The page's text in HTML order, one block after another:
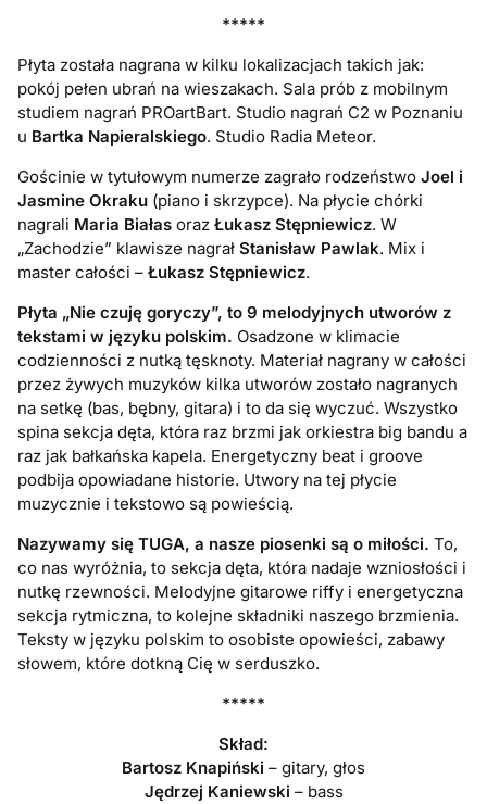
*****
Płyta została nagrana w kilku lokalizacjach takich jak:
pokój pełen ubrań na wieszakach. Sala prób z mobilnym
studiem nagrań PROartBart. Studio nagrań C2 w Poznaniu
u Bartka Napieralskiego. Studio Radia Meteor.
Gościnie w tytułowym numerze zagrało rodzeństwoJoel i
Jasmine Okraku (piano i skrzypce). Na płycie chórki
nagrali Maria Białas orazŁukasz Stępniewicz. W
„Zachodzie” klawisze nagrałStanisław Pawlak. Mix i
master całości –Łukasz Stępniewicz.
Płyta „Nie czuję goryczy”, to 9 melodyjnych utworów z
tekstami w języku polskim. Osadzone w klimacie
codzienności z nutką tęsknoty. Materiał nagrany w całości
przez żywych muzyków kilka utworów zostało nagranych
na setkę (bas, bębny, gitara) i to da się wyczuć. Wszystko
spina sekcja dęta, która raz brzmi jak orkiestra big bandu a
raz jak bałkańska kapela. Energetyczny beat i groove
podbija opowiadane historie. Utwory na tej płycie
muzycznie i tekstowo są powieścią.
Nazywamy się TUGA, a nasze piosenki są o miłości. To,
co nas wyróżnia, to sekcja dęta, która nadaje wzniosłości i
nutkę rzewności. Melodyjne gitarowe riffy i energetyczna
sekcja rytmiczna, to kolejne składniki naszego brzmienia.
Teksty w języku polskim to osobiste opowieści, zabawy
słowem, które dotkną Cię w serduszko.
*****
Skład:
Bartosz Knapiński – gitary, głos
Jędrzej Kaniewski – bass